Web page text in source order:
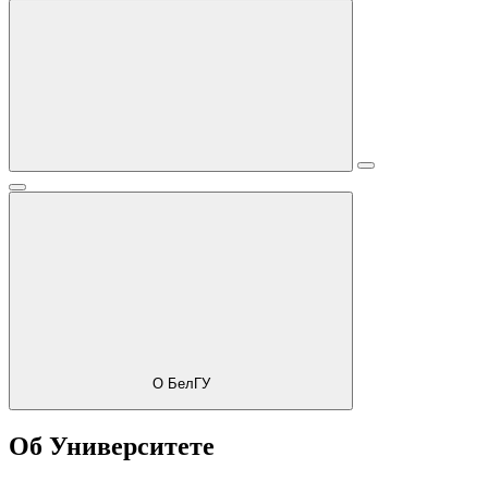
О БелГУ
Об Университете